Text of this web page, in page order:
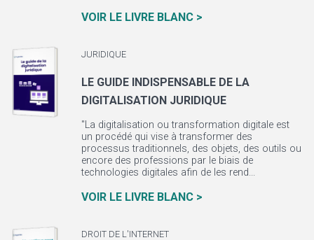
VOIR LE LIVRE BLANC >
JURIDIQUE
LE GUIDE INDISPENSABLE DE LA
DIGITALISATION JURIDIQUE
"La digitalisation ou transformation digitale est
un procédé qui vise à transformer des
processus traditionnels, des objets, des outils ou
encore des professions par le biais de
technologies digitales afin de les rend...
VOIR LE LIVRE BLANC >
DROIT DE L'INTERNET